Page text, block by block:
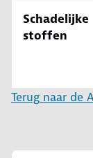
Schadelijke
stoffen
Terug naar de